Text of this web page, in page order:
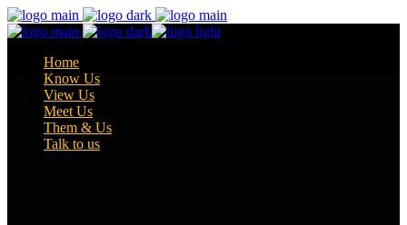
Home
Know Us
View Us
Meet Us
Them & Us
Talk to us